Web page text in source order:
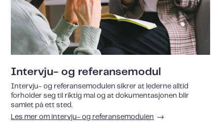
Intervju- og referansemodul
Intervju- og referansemodulen sikrer at lederne alltid
forholder seg til riktig mal og at dokumentasjonen blir
samlet på ett sted.
Les mer om intervju- og referansemodulen